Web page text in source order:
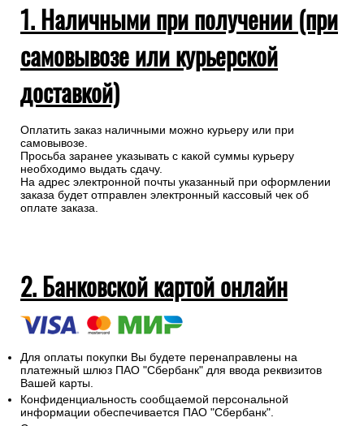
1. Наличными при получении (при
самовывозе или курьерской
доставкой)
Оплатить заказ наличными можно курьеру или при
самовывозе.
Просьба заранее указывать с какой суммы курьеру
необходимо выдать сдачу.
На адрес электронной почты указанный при оформлении
заказа будет отправлен электронный кассовый чек об
оплате заказа.
2. Банковской картой онлайн
Для оплаты покупки Вы будете перенаправлены на
платежный шлюз ПАО "Сбербанк" для ввода реквизитов
Вашей карты.
Конфиденциальность сообщаемой персональной
информации обеспечивается ПАО "Сбербанк".